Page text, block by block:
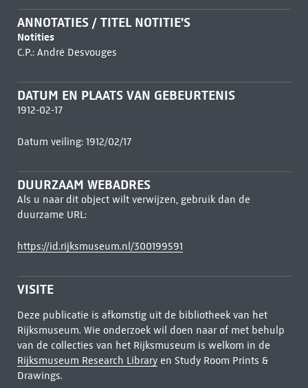
ANNOTATIES / TITEL NOTITIE'S
Notities
C.P.: André Desvouges
DATUM EN PLAATS VAN GEBEURTENIS
1912-02-17
Datum veiling: 1912/02/17
DUURZAAM WEBADRES
Als u naar dit object wilt verwijzen, gebruik dan de
duurzame URL:
https://id.rijksmuseum.nl/300199591
VISITE
Deze publicatie is afkomstig uit de bibliotheek van het
Rijksmuseum. Wie onderzoek wil doen naar of met behulp
van de collecties van het Rijksmuseum is welkom in de
Rijksmuseum Research Libraryen Study Room Prints &
Drawings.